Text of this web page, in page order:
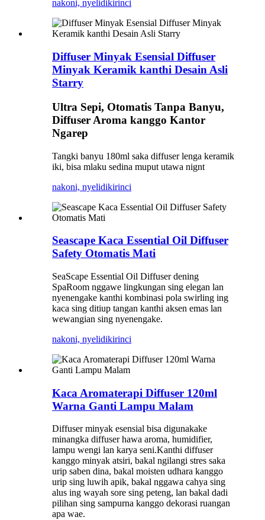
nakoni, nyelidikirinci
Diffuser Minyak Esensial Diffuser
Minyak Keramik kanthi Desain Asli
Starry
Ultra Sepi, Otomatis Tanpa Banyu,
Diffuser Aroma kanggo Kantor
Ngarep
Tangki banyu 180ml saka diffuser lenga keramik
iki, bisa mlaku sedina muput utawa nignt
nakoni, nyelidikirinci
Seascape Kaca Essential Oil Diffuser
Safety Otomatis Mati
SeaScape Essential Oil Diffuser dening
SpaRoom nggawe lingkungan sing elegan lan
nyenengake kanthi kombinasi pola swirling ing
kaca sing ditiup tangan kanthi aksen emas lan
wewangian sing nyenengake.
nakoni, nyelidikirinci
Kaca Aromaterapi Diffuser 120ml
Warna Ganti Lampu Malam
Diffuser minyak esensial bisa digunakake
minangka diffuser hawa aroma, humidifier,
lampu wengi lan karya seni.Kanthi diffuser
kanggo minyak atsiri, bakal ngilangi stres saka
urip saben dina, bakal moisten udhara kanggo
urip sing luwih apik, bakal nggawa cahya sing
alus ing wayah sore sing peteng, lan bakal dadi
pilihan sing sampurna kanggo dekorasi ruangan
apa wae.